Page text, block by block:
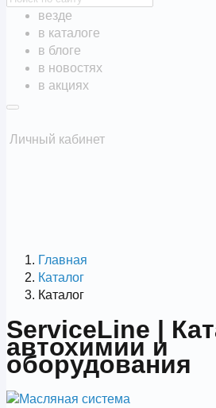
везде
в каталоге
в блоге
в новостях
в акциях
Личный кабинет
Главная
Каталог
Каталог
ServiceLine |
автохимии и
оборудования